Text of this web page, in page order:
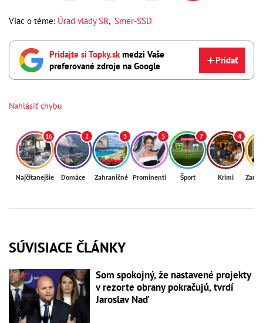
Viac o téme: Úrad vlády SR, Smer-SSD
Pridajte si Topky.skmedzi Vaše
preferované zdroje na Google
Pridať
Nahlásiť chybu
16
Najčítanejšie
2
Domáce
3
Zahraničné
5
Prominenti
7
Šport
4
Krimi
SÚVISIACE ČLÁNKY
Som spokojný, že nastavené projekty
v rezorte obrany pokračujú, tvrdí
Jaroslav Naď